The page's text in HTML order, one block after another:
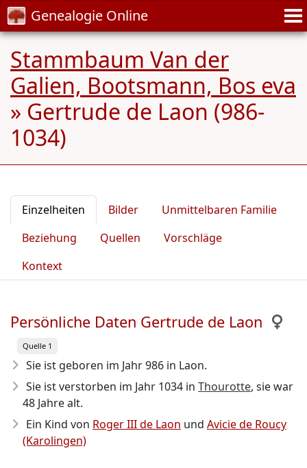
Genealogie Online
Stammbaum Van der
Galien, Bootsmann, Bos eva
» Gertrude de Laon (986-
1034)
Einzelheiten Bilder
Unmittelbaren Familie
Beziehung
Quellen
Vorschläge
Kontext
Persönliche Daten Gertrude de Laon
Quelle 1
Sie ist geboren im Jahr 986 in Laon.
Sie ist verstorben im Jahr 1034 in Thourotte, sie war
48 Jahre alt.
Ein Kind von Roger III de Laon und Avicie de Roucy
(Karolingen)